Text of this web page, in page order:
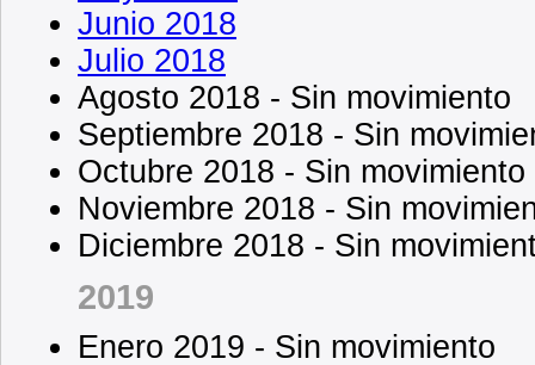
Junio 2018
Julio 2018
Agosto 2018 - Sin movimiento
Septiembre 2018 - Sin
Octubre 2018 - Sin movimiento
Noviembre 2018 - Sin
Diciembre 2018 - Sin
2019
Enero 2019 - Sin movimiento